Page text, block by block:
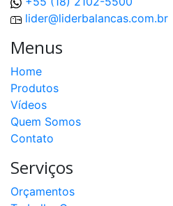
lider@liderbalancas.com.br
Menus
Home
Produtos
Vídeos
Quem Somos
Contato
Serviços
Orçamentos